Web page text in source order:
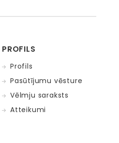
PROFILS
Profils
Pasūtījumu vēsture
Vēlmju saraksts
Atteikumi